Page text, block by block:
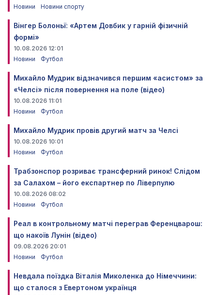
Новини
Новини спорту
Вінгер Болоньї: «Артем Довбик у гарній фізичній
формі»
10.08.2026 12:01
Новини
Футбол
Михайло Мудрик відзначився першим «асистом» за
«Челсі» після повернення на поле (відео)
10.08.2026 11:01
Новини
Футбол
Михайло Мудрик провів другий матч за Челсі
10.08.2026 10:01
Новини
Футбол
Трабзонспор розриває трансферний ринок! Слідом
за Салахом – його експартнер по Ліверпулю
10.08.2026 08:02
Новини
Футбол
Реал в контрольному матчі переграв Ференцварош:
що накоїв Лунін (відео)
09.08.2026 20:01
Новини
Футбол
Невдала поїздка Віталія Миколенка до Німеччини:
що сталося з Евертоном українця